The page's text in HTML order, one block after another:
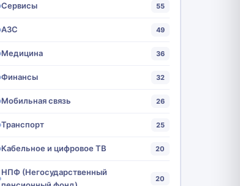
Сервисы 55
АЗС 49
Медицина 36
Финансы 32
Мобильная связь 26
Транспорт 25
Кабельное и цифровое ТВ 20
НПФ (Негосударственный
20